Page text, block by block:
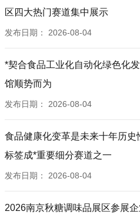
区四大热门赛道集中展示
发布日期： 2026-08-04
*契合食品工业化自动化绿色化
馆顺势而为
发布日期： 2026-08-04
食品健康化变革是未来十年历
标签成*重要细分赛道之一
发布日期： 2026-08-04
2026南京秋糖调味品展区参展